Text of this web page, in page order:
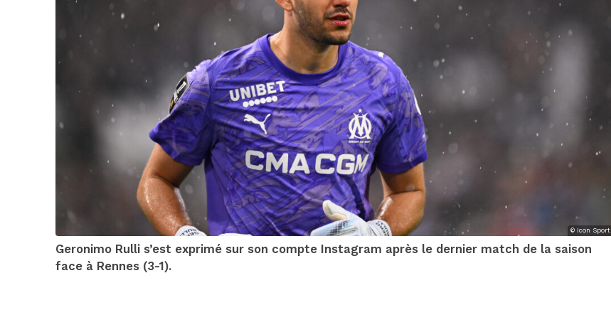
© Icon Sport
Geronimo Rulli s’est exprimé sur son compte Instagram après le dernier match de la saison
face à Rennes (3-1).